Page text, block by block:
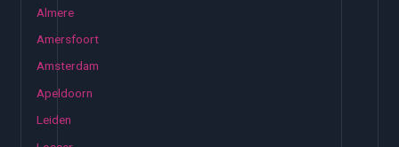
Almere
Amersfoort
Amsterdam
Apeldoorn
Leiden